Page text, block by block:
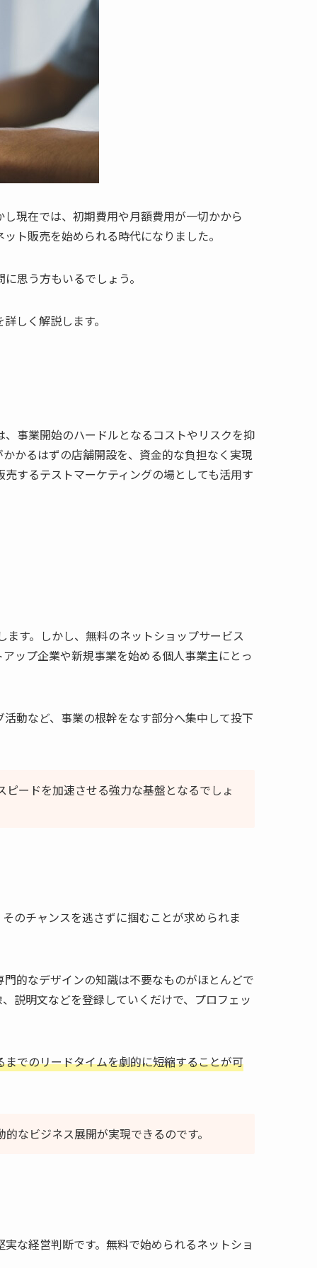
現在では、初期費用や月額費用が一切かから
ト販売を始められる時代になりました。
思う方もいるでしょう。
しく解説します。
事業開始のハードルとなるコストやリスクを抑
かるはずの店舗開設を、資金的な負担なく実現
するテストマーケティングの場としても活用す
す。しかし、無料のネットショップサービス
ップ企業や新規事業を始める個人事業主にとっ
動など、事業の根幹をなす部分へ集中して投下
ードを加速させる強力な基盤となるでしょ
のチャンスを逃さずに掴むことが求められま
的なデザインの知識は不要なものがほとんどで
説明文などを登録していくだけで、プロフェッ
でのリードタイムを劇的に短縮することが可
なビジネス展開が実現できるのです。
な経営判断です。無料で始められるネットショ